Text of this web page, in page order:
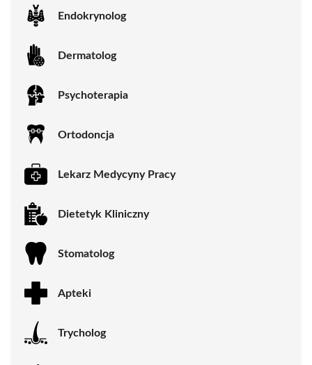
Endokrynolog
Dermatolog
Psychoterapia
Ortodoncja
Lekarz Medycyny Pracy
Dietetyk Kliniczny
Stomatolog
Apteki
Trycholog